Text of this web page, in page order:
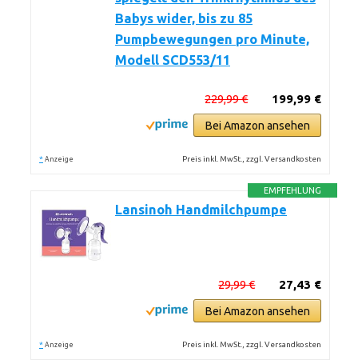
Babys wider, bis zu 85
Pumpbewegungen pro Minute,
Modell SCD553/11
199,99 €
229,99 €
Bei Amazon ansehen
* Anzeige Preis inkl. MwSt., zzgl. Versandkosten
EMPFEHLUNG
Lansinoh Handmilchpumpe
27,43 €
29,99 €
Bei Amazon ansehen
* Anzeige Preis inkl. MwSt., zzgl. Versandkosten